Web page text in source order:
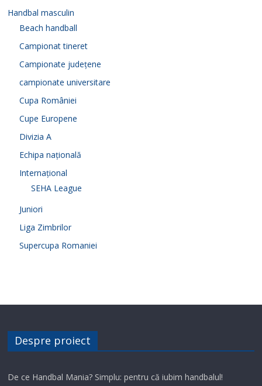
Handbal masculin
Beach handball
Campionat tineret
Campionate județene
campionate universitare
Cupa României
Cupe Europene
Divizia A
Echipa națională
Internațional
SEHA League
Juniori
Liga Zimbrilor
Supercupa Romaniei
Despre proiect
De ce Handbal Mania? Simplu: pentru că iubim handbalul!